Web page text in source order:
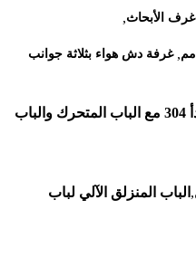
الأبحاث
,غرفة دش هواء بثلاثة جوانب
دش هوائي من الفولاذ المقاوم للصدأ 304 مع الباب المتحرك والباب
, الباب المنزلق الآلي لباب